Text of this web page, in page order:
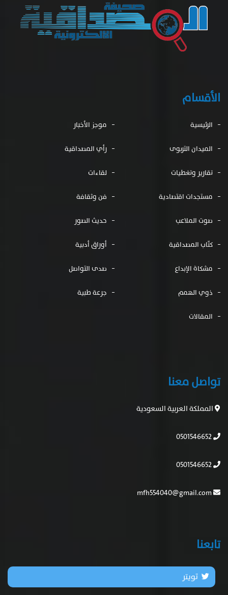
الأقسام
الرئيسية موجز الأخبار
الميدان التربوى رأي المصداقية
تقارير وتغطيات لقاءات
مستجدات اقتصادية فن وثقافة
صوت الملاعب حديث الصور
كتّاب المصداقية أوراق أدبية
مشكاة الإبداع صدى التواصل
ذوي الهمم جرعة طبية
المقالات
تواصل معنا
المملكة العربية السعودية
تابعنا
تويتر